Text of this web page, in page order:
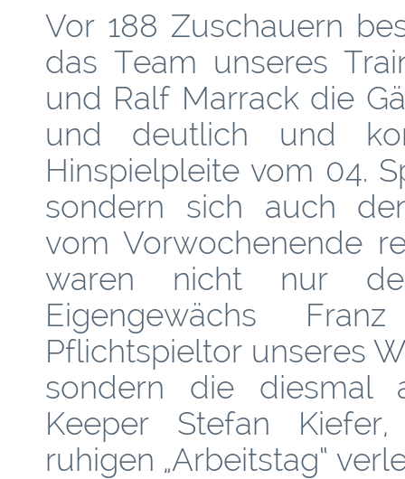
Vor 188 Zuschauern
das Team unseres
und Ralf Marrack die
und deutlich und
Hinspielpleite vom 04.
sondern sich auch
vom Vorwochenende
waren nicht nur
Eigengewächs
Pflichtspieltor unseres
sondern die diesmal
Keeper Stefan
ruhigen „Arbeitstag“